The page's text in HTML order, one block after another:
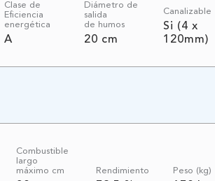
Clase de
Eficiencia
energética
A
Diámetro de
salida
de humos
20 cm
Canalizable
Si (4 x
120mm)
Combustible
largo
máximo cm
Rendimiento Peso (kg)